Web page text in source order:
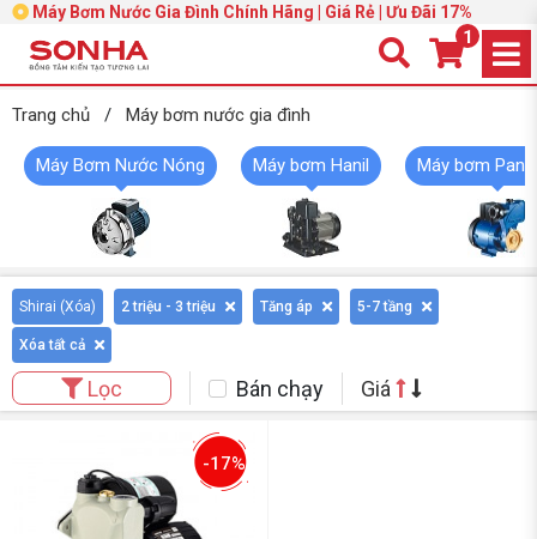
Máy Bơm Nước Gia Đình Chính Hãng | Giá Rẻ | Ưu Đãi 17%
1
Trang chủ / Máy bơm nước gia đình
Máy Bơm Nước Nóng Máy bơm Hanil Máy bơm
Shirai (Xóa) 2 triệu - 3 triệu Tăng áp 5-7 tầng
Xóa tất cả
Lọc Bán chạy Giá
-17%